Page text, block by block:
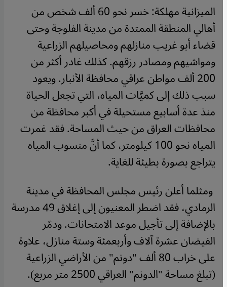
الميزانية مهلكة: خسر نحو 60 ألف شخص من
أهالي المنطقة الممتدة من مدينة الفلوجة وحتى
قضاء أبو غريب منازلهم ومحاصيلهم الزراعية
ومواشيهم ومصادر رزقهم. كذلك غادر أكثر من
200 ألف مواطن عراقي محافظة الأنبار. ويعود
سبب ذلك إلى كميَّات المياه، التي تجعل الحياة
منذ عدة أسابيع مستحيلة في أكبر محافظة من
محافظات العراق من حيث المساحة. فقد غمرت
المياه نحو 100 كيلومتر، كما أنَّ منسوب المياه
يتراجع بصورة بطيئة للغاية.
ومثلما أعلن رئيس مجلس المحافظة في مدينة
الرمادي، فقد اضطر المعنيون إلى إغلاق 49 مدرسة
بالإضافة إلى تأجيل موعد الامتحانات. ودمّر
الفيضان عشرة آلاف وأربعمئة وستة منازل، علاوة
على خراب 80 ألف "دونم" من الأراضي الزراعية
(تبلغ مساحة "الدونم" العراقي 2500 متر مربع).